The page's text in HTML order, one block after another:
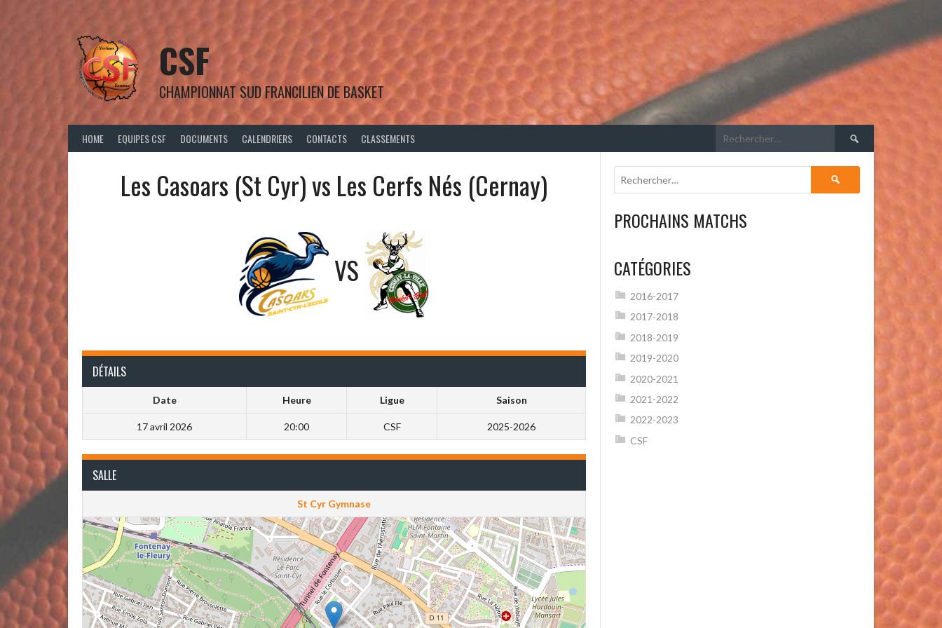
CSF
CHAMPIONNAT SUD FRANCILIEN DE BASKET
HOME EQUIPES CSF DOCUMENTS CALENDRIERS CONTACTS CLASSEMENTS Rechercher :
Les Casoars (St Cyr) vs Les Cerfs Nés (Cernay)
VS
DÉTAILS
Date Heure Ligue Saison
17 avril 2026 20:00 CSF 2025-2026
SALLE
St Cyr Gymnase
Rechercher :
PROCHAINS MATCHS
CATÉGORIES
2016-2017
2017-2018
2018-2019
2019-2020
2020-2021
2021-2022
2022-2023
CSF